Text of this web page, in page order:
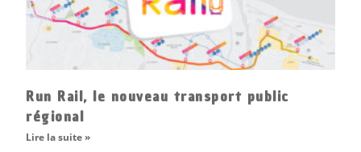
Run Rail, le nouveau transport public
régional
Lire la suite »